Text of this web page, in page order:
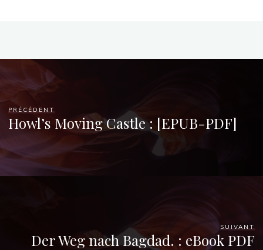
18
SEPTEMBRE
Chloé
PRÉCÉDENT
Howl’s Moving Castle : [EPUB-PDF]
SUIVANT
Der Weg nach Bagdad. : eBook PDF